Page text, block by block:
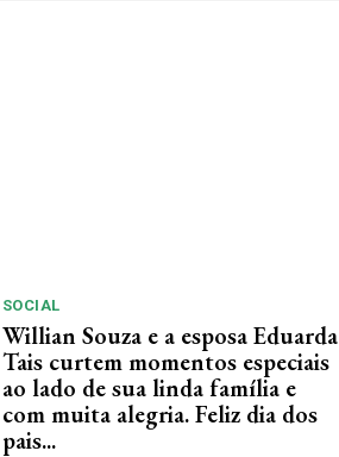
SOCIAL
Willian Souza e a esposa Eduarda
Tais curtem momentos especiais
ao lado de sua linda família e
com muita alegria. Feliz dia dos
pais...